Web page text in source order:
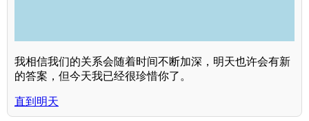
我相信我们的关系会随着时间不断加深，明天也许会有新
的答案，但今天我已经很珍惜你了。
直到明天